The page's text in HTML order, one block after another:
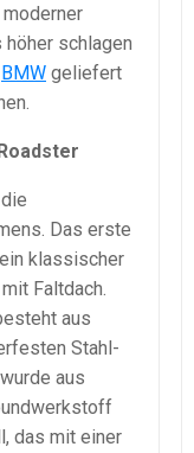
schlagen
BMW geliefert
Das erste
klassischer
Faltdach.
aus
Stahl-
aus
das mit einer